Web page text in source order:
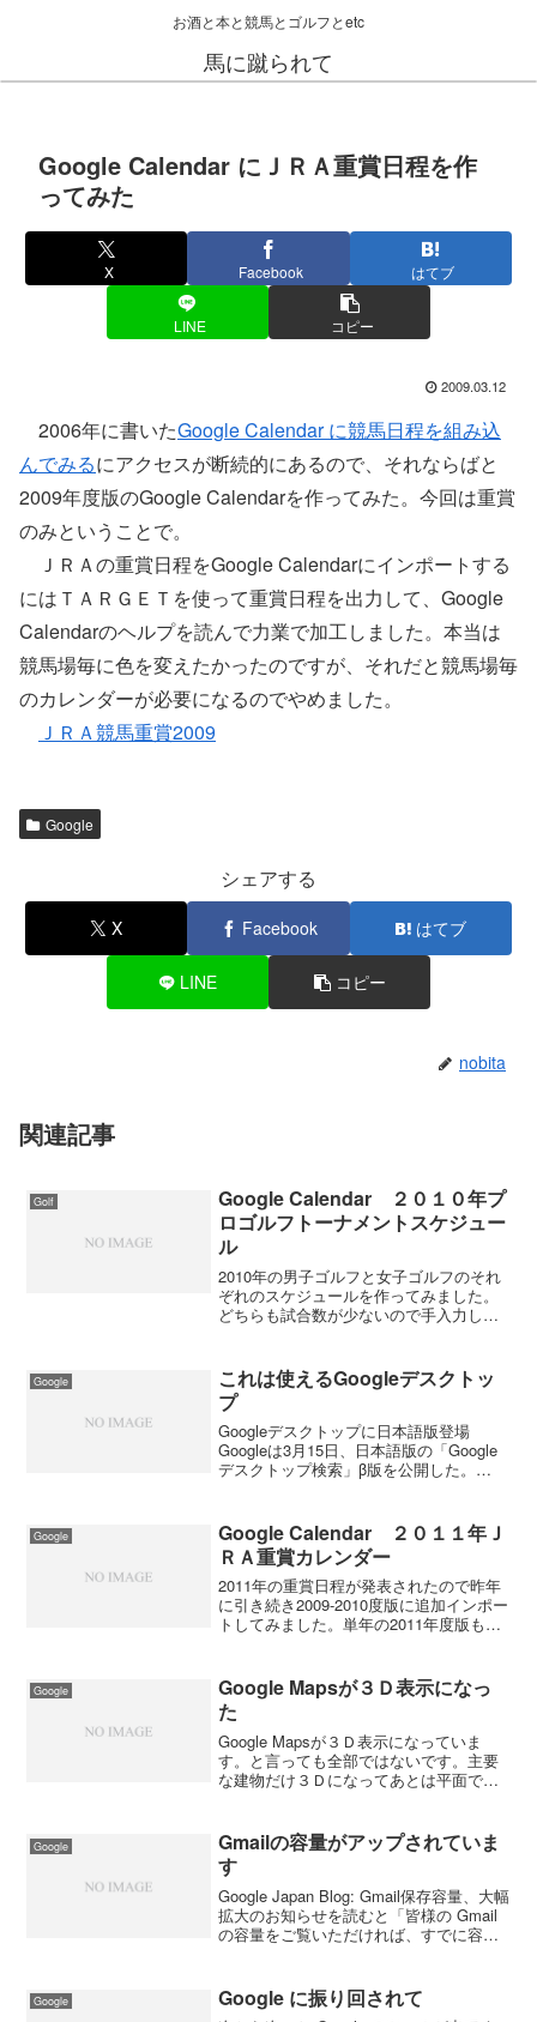
お酒と本と競馬とゴルフとetc
馬に蹴られて
Google Calendar にＪＲＡ重賞日程を作
ってみた
X Facebook はてブ
LINE コピー
2009.03.12
2006年に書いたGoogle Calendar に競馬日程を組み込
んでみるにアクセスが断続的にあるので、それならばと
2009年度版のGoogle Calendarを作ってみた。今回は重賞
のみということで。
ＪＲＡの重賞日程をGoogle Calendarにインポートする
にはＴＡＲＧＥＴを使って重賞日程を出力して、Google
Calendarのヘルプを読んで力業で加工しました。本当は
競馬場毎に色を変えたかったのですが、それだと競馬場毎
のカレンダーが必要になるのでやめました。
ＪＲＡ競馬重賞2009
Google
シェアする
X Facebook はてブ
LINE コピー
nobita
関連記事
Golf
Google Calendar ２０１０年プ
ロゴルフトーナメントスケジュー
ル
2010年の男子ゴルフと女子ゴルフのそれ
ぞれのスケジュールを作ってみました。
どちらも試合数が少ないので手入力しま
したいと思う。 日本男子ゴルフツア
ー 日本女子ゴルフツア...
Google
これは使えるGoogleデスクトッ
プ
Googleデスクトップに日本語版登場
Googleは3月15日、日本語版の「Google
デスクトップ検索」β版を公開した。
検索できる。対応OSはWindows ...
Google
Google Calendar ２０１１年Ｊ
ＲＡ重賞カレンダー
2011年の重賞日程が発表されたので昨年
に引き続き2009-2010度版に追加インポー
トしてみました。単年の2011年度版も作
き、次に下記のリンク先...
Google
Google Mapsが３Ｄ表示になっ
た
Google Mapsが３Ｄ表示になっていま
す。と言っても全部ではないです。主要
な建物だけ３Ｄになってあとは平面で。
残念ながらまだでした。 それにしても
コンビニとファス...
Google
Gmailの容量がアップされていま
す
Google Japan Blog: Gmail保存容量、大幅
拡大のお知らせを読むと「皆様の Gmail
の容量をご覧いただければ、すでに容量
したら３ＧＢになっていまし...
Google Google に振り回されて